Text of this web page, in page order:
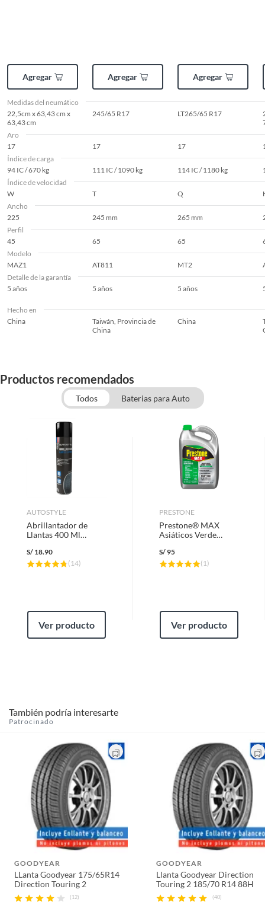
Agregar Agregar Agregar
Medidas del neumático
22,5cm x 63,43 cm x
63,43 cm
245/65 R17 LT265/65 R17
Aro
17
17 17
Índice de carga
94 IC / 670 kg
111 IC / 1090 kg 114 IC / 1180 kg
Índice de velocidad
W
T Q
Ancho
225
245 mm 265 mm
Perfil
45
65 65
Modelo
MAZ1
AT811 MT2
Detalle de la garantía
5 años
5 años 5 años
Hecho en
China
Taiwán, Provincia de
China
China
Productos recomendados
Todos Baterias para Auto
AUTOSTYLE
Abrillantador de
Llantas 400 Ml
S/ 18.90
( 14)
Ver producto
PRESTONE
Prestone® MAX
Asiáticos Verde
Refrigerante
S/95
( 1)
Ver producto
También podría interesarte
Patrocinado
GOODYEAR
LLanta Goodyear 175/65R14
Direction Touring 2
(12)
GOODYEAR
Llanta Goodyear Direction
Touring 2 185/70 R14 88H
(40)